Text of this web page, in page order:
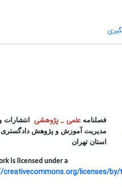
فصلنامه علمی _ پژوهشی
انتشارات
مدیریت آموزش و پژوهش
استان تهران
is licensed under a
licenses/by/